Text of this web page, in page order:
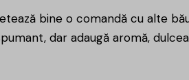
bine o comandă cu alte
dar adaugă aromă,